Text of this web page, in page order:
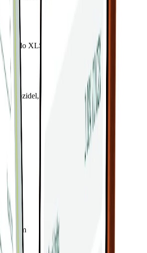
jízd do XLSX/XML
vozidel, nákladových středisek,
kartám